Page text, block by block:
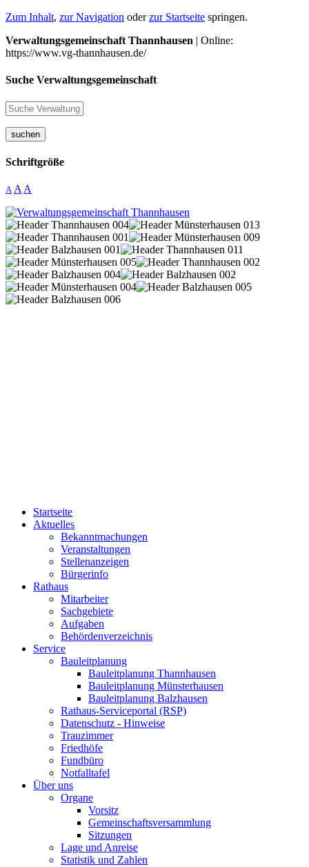
Zum Inhalt, zur Navigation oderzur Startseite springen.
Verwaltungsgemeinschaft Thannhausen | Online:
https://www.vg-thannhausen.de/
Suche Verwaltungsgemeinschaft
suchen
Schriftgröße
A A A
Startseite
Aktuelles
Bekanntmachungen
Veranstaltungen
Stellenanzeigen
Bürgerinfo
Rathaus
Mitarbeiter
Sachgebiete
Aufgaben
Behördenverzeichnis
Service
Bauleitplanung
Bauleitplanung Thannhausen
Bauleitplanung Münsterhausen
Bauleitplanung Balzhausen
Rathaus-Serviceportal (RSP)
Datenschutz - Hinweise
Trauzimmer
Friedhöfe
Fundbüro
Notfalltafel
Über uns
Organe
Vorsitz
Gemeinschaftsversammlung
Sitzungen
Lage und Anreise
Statistik und Zahlen